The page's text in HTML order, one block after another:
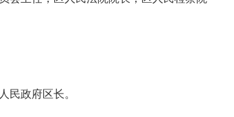
民政府区长。